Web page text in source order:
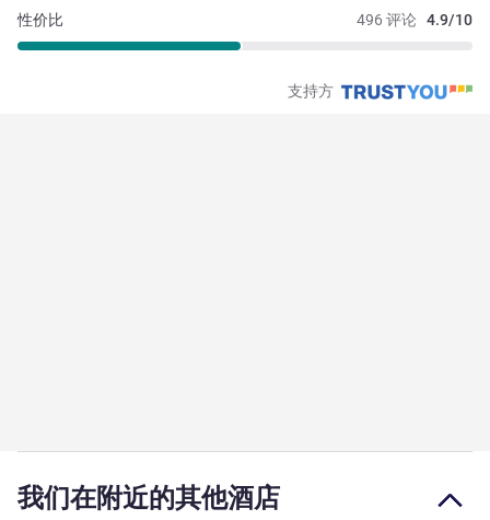
496 评论 4.9/10
性价比
支持方
我们在附近的其他酒店